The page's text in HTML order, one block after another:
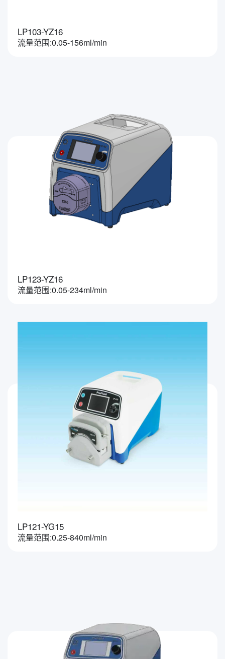
LP103-YZ16
流量范围:0.05-156ml/min
LP123-YZ16
流量范围:0.05-234ml/min
LP121-YG15
流量范围:0.25-840ml/min